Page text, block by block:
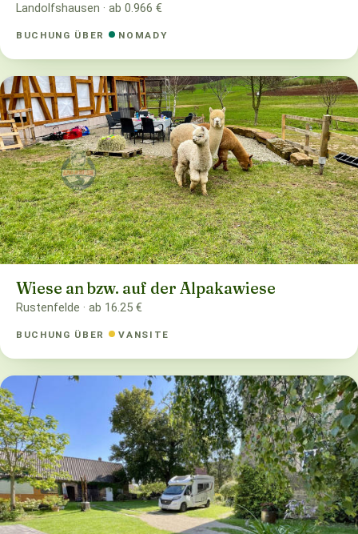
Landolfshausen · ab 0.966 €
BUCHUNG ÜBER NOMADY
Wiese an bzw. auf der Alpakawiese
Rustenfelde · ab 16.25 €
BUCHUNG ÜBER VANSITE